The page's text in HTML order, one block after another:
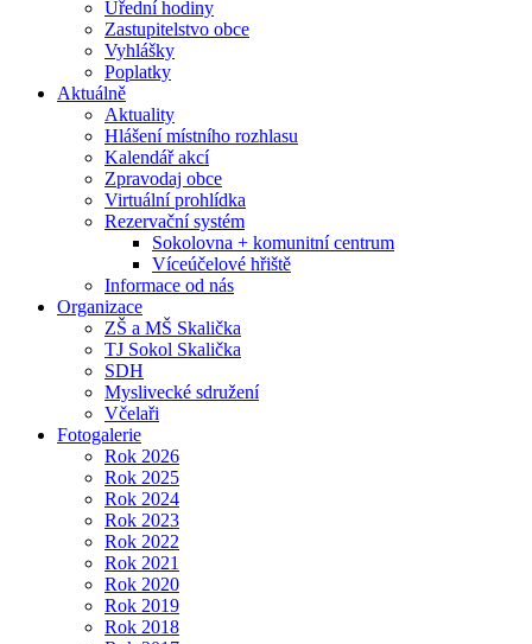
Úřední hodiny
Zastupitelstvo obce
Vyhlášky
Poplatky
Aktuálně
Aktuality
Hlášení místního rozhlasu
Kalendář akcí
Zpravodaj obce
Virtuální prohlídka
Rezervační systém
Sokolovna + komunitní centrum
Víceúčelové hřiště
Informace od nás
Organizace
ZŠ a MŠ Skalička
TJ Sokol Skalička
SDH
Myslivecké sdružení
Včelaři
Fotogalerie
Rok 2026
Rok 2025
Rok 2024
Rok 2023
Rok 2022
Rok 2021
Rok 2020
Rok 2019
Rok 2018